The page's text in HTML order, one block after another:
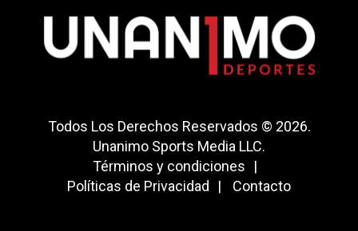
Todos Los Derechos Reservados © 2026.
Unanimo Sports Media LLC.
Términos y condiciones
Políticas de Privacidad
Contacto